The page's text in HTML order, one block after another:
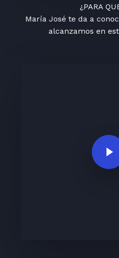
¿PARA
María José te da a
alcanzamos en
Play Video